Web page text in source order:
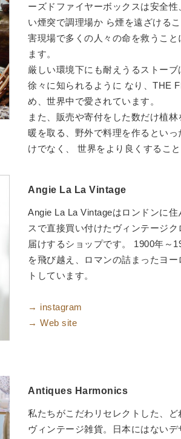
ーズドファイヤーボックスは安全
い煙突で調理場か ら煙を遠ざける
害現場で多くの人々の命を救うこ
ます。
厳しい環境下にも耐えうるストー
徐々に知られるように なり、THE
め、世界中で愛されています。
また、販売や寄付をした数だけ植
暖を取る、野外で料理を作るとい
けでなく、 世界をより良くするこ
Angie La La Vintage
Angie La La Vintageはロンドンに住
スで直接買い付けたヴィンテージ
届けするショップです。 1900年～
を飛び越え、ロマンの詰まったヨ
トしています。
→ instagram
→ Web site
Antiques Harmonics
私たちがこだわリセレクトした、
ヴィンテージ雑貨。日本にはない